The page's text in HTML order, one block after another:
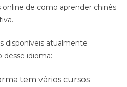
online de como aprender chinês
disponíveis atualmente
desse idioma:
tem vários cursos